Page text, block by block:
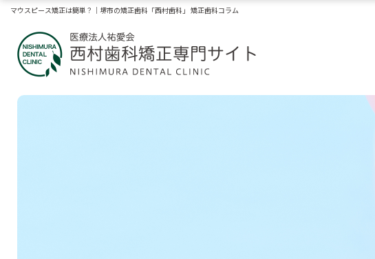
マウスピース矯正は簡単？｜堺市の矯正歯科「西村歯科」 矯正歯科コラム